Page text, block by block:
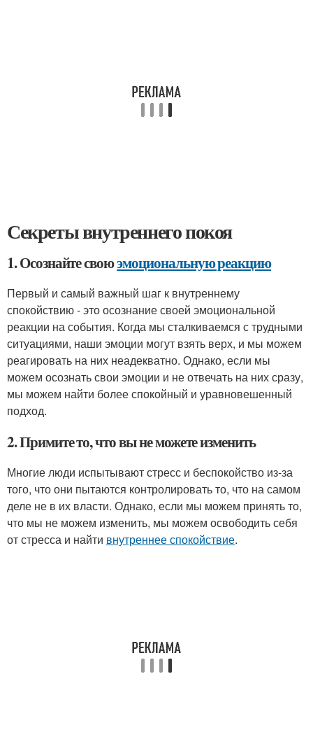
Секреты внутреннего покоя
1. Осознайте своюэмоциональную реакцию
Первый и самый важный шаг к внутреннему
спокойствию - это осознание своей эмоциональной
реакции на события. Когда мы сталкиваемся с трудными
ситуациями, наши эмоции могут взять верх, и мы можем
реагировать на них неадекватно. Однако, если мы
можем осознать свои эмоции и не отвечать на них сразу,
мы можем найти более спокойный и уравновешенный
подход.
2. Примите то, что вы не можете изменить
Многие люди испытывают стресс и беспокойство из-за
того, что они пытаются контролировать то, что на самом
деле не в их власти. Однако, если мы можем принять то,
что мы не можем изменить, мы можем освободить себя
от стресса и найти внутреннее спокойствие.